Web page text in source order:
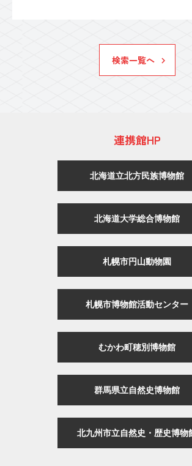
検索一覧へ
連携館HP
北海道立北方民族博物館
北海道大学総合博物館
札幌市円山動物園
札幌市博物館活動センター
むかわ町穂別博物館
群馬県立自然史博物館
北九州市立自然史・歴史博物